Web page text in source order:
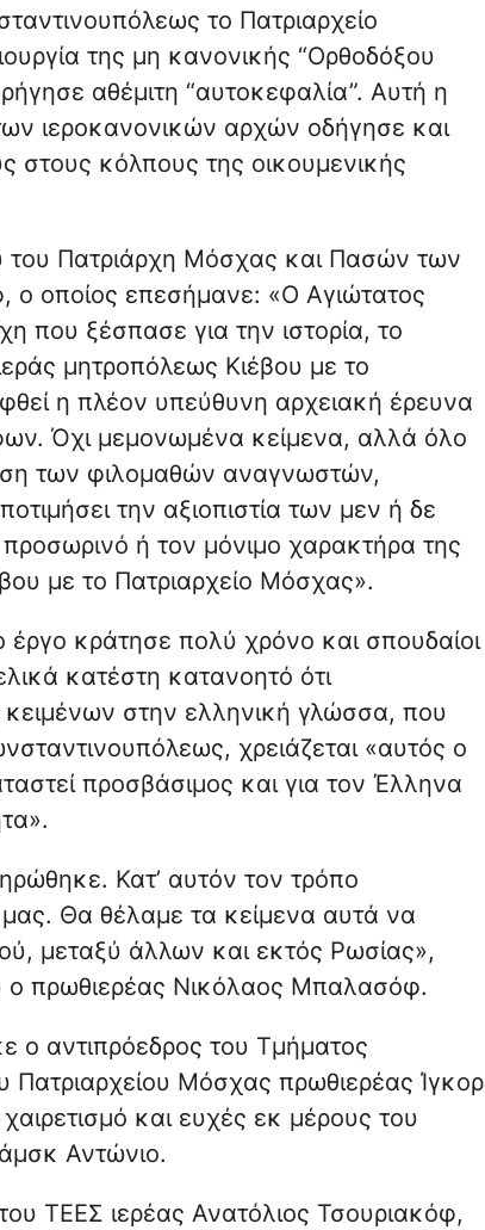
το Πατριαρχείο
της μη κανονικής “Ορθοδόξου
αθέμιτη “αυτοκεφαλία”. Αυτή η
ιεροκανονικών αρχών οδήγησε και
στους κόλπους της οικουμενικής
Πατριάρχη Μόσχας και Πασών των
οποίος επεσήμανε: «Ο Αγιώτατος
που ξέσπασε για την ιστορία, το
μητροπόλεως Κιέβου με το
η πλέον υπεύθυνη αρχειακή έρευνα
Όχι μεμονωμένα κείμενα, αλλά όλο
των φιλομαθών αναγνωστών,
την αξιοπιστία των μεν ή δε
ή τον μόνιμο χαρακτήρα της
με το Πατριαρχείο Μόσχας».
κράτησε πολύ χρόνο και σπουδαίοι
κατέστη κατανοητό ότι
κειμένων στην ελληνική γλώσσα, που
χρειάζεται «αυτός ο
προσβάσιμος και για τον Έλληνα
Κατ’ αυτόν τον τρόπο
Θα θέλαμε τα κείμενα αυτά να
μεταξύ άλλων και εκτός Ρωσίας»,
ο πρωθιερέας Νικόλαος Μπαλασόφ.
ο αντιπρόεδρος του Τμήματος
Μόσχας πρωθιερέας Ίγκορ
και ευχές εκ μέρους του
Αντώνιο.
ΤΕΕΣ ιερέας Ανατόλιος Τσουριακόφ,